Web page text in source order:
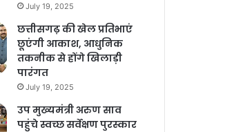
July 19, 2025
छत्तीसगढ़ की खेल प्रतिभाएं
छूएंगी आकाश, आधुनिक
तकनीक से होंगे खिलाड़ी
पारंगत
July 19, 2025
उप मुख्यमंत्री अरुण साव
पहुंचे स्वच्छ सर्वेक्षण पुरस्कार